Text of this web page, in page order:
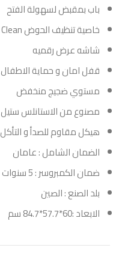
باب بمقبض لسهولة الفتح
خاصية تنظيف الحوض Drum Clean
شاشه عرض رقميه
قفل امان و حماية الاطفال
مستوي ضجيج منخفض
مصنوع من الاستانلس ستيل
هيكل مقاوم للصدأ و التأكل
الضمان الشامل : عامان
ضمان الكمبروسر : 5 سنوات
بلد الصنع : الصين
الابعاد :60*57.7*84.7 سم